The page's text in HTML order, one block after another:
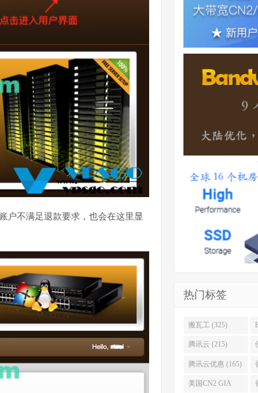
户不满足退款要求，也会在这里显
热门标签
搬瓦工 (325)
腾讯云 (215)
腾讯云优惠 (165)
美国CN2 GIA